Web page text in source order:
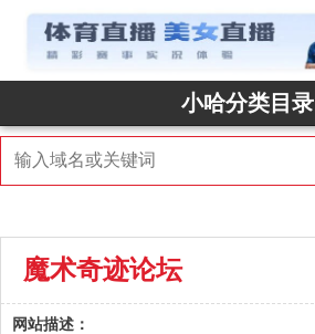
小哈分类目录
魔术奇迹论坛
网站描述：